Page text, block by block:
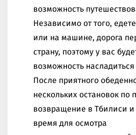
возможность
Независимо от того,
или на машине, дорога
страну, поэтому у вас
возможность
После приятного
нескольких остановок по
возвращение в Тбилиси и
время для осмотра